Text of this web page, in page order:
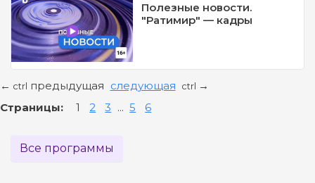
Полезные новости.
"Ратимир" — кадры
← ctrl предыдущая следующая ctrl →
Страницы: 1 2 3 ... 5 6
Все программы